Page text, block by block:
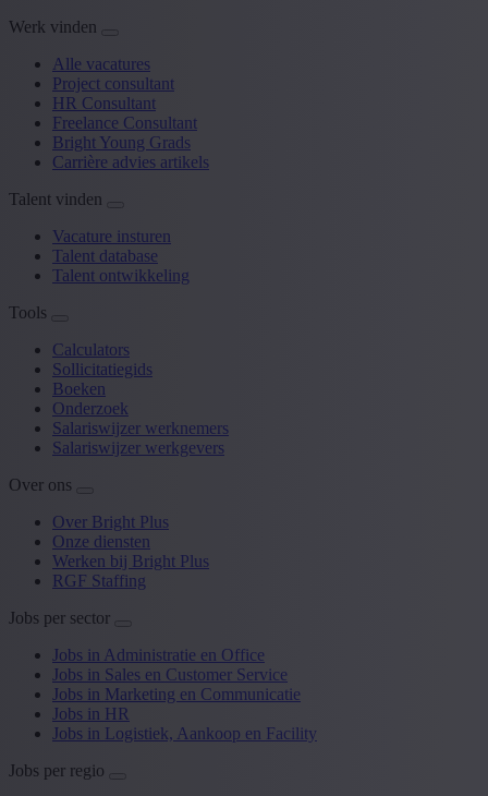
Werk vinden
Alle vacatures
Project consultant
HR Consultant
Freelance Consultant
Bright Young Grads
Carrière advies artikels
Talent vinden
Vacature insturen
Talent database
Talent ontwikkeling
Tools
Calculators
Sollicitatiegids
Boeken
Onderzoek
Salariswijzer werknemers
Salariswijzer werkgevers
Over ons
Over Bright Plus
Onze diensten
Werken bij Bright Plus
RGF Staffing
Jobs per sector
Jobs in Administratie en Office
Jobs in Sales en Customer Service
Jobs in Marketing en Communicatie
Jobs in HR
Jobs in Logistiek, Aankoop en Facility
Jobs per regio